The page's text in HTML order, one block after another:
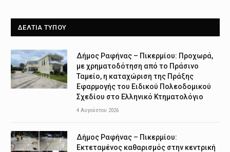
ΔΕΛΤΙΑ ΤΥΠΟΥ
Δήμος Ραφήνας – Πικερμίου: Προχωρά,
με χρηματοδότηση από το Πράσινο
Ταμείο, η καταχώριση της Πράξης
Εφαρμογής του Ειδικού Πολεοδομικού
Σχεδίου στο Ελληνικό Κτηματολόγιο
4 Αυγούστου 2026
Δήμος Ραφήνας – Πικερμίου:
Εκτεταμένος καθαρισμός στην κεντρική